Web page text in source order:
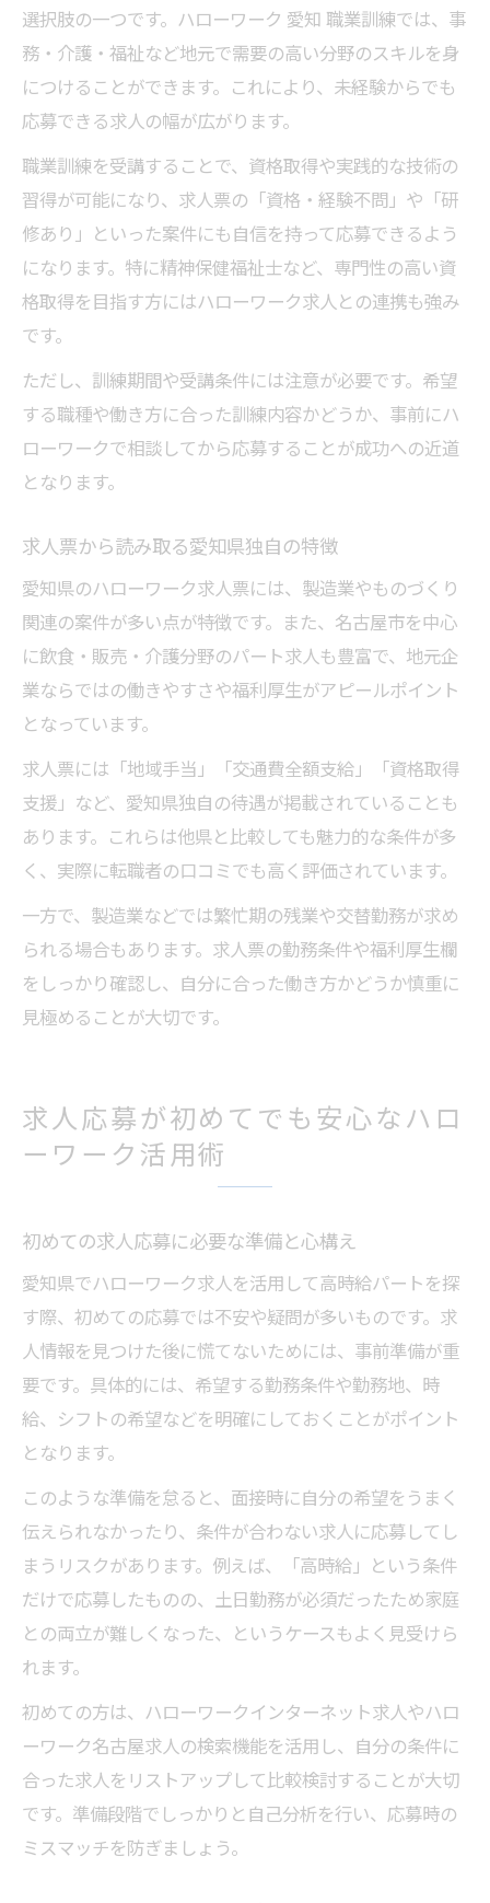
選択肢の一つです。ハローワーク 愛知 職業訓練では、事
務・介護・福祉など地元で需要の高い分野のスキルを身
につけることができます。これにより、未経験からでも
応募できる求人の幅が広がります。
職業訓練を受講することで、資格取得や実践的な技術の
習得が可能になり、求人票の「資格・経験不問」や「研
修あり」といった案件にも自信を持って応募できるよう
になります。特に精神保健福祉士など、専門性の高い資
格取得を目指す方にはハローワーク求人との連携も強み
です。
ただし、訓練期間や受講条件には注意が必要です。希望
する職種や働き方に合った訓練内容かどうか、事前にハ
ローワークで相談してから応募することが成功への近道
となります。
求人票から読み取る愛知県独自の特徴
愛知県のハローワーク求人票には、製造業やものづくり
関連の案件が多い点が特徴です。また、名古屋市を中心
に飲食・販売・介護分野のパート求人も豊富で、地元企
業ならではの働きやすさや福利厚生がアピールポイント
となっています。
求人票には「地域手当」「交通費全額支給」「資格取得
支援」など、愛知県独自の待遇が掲載されていることも
あります。これらは他県と比較しても魅力的な条件が多
く、実際に転職者の口コミでも高く評価されています。
一方で、製造業などでは繁忙期の残業や交替勤務が求め
られる場合もあります。求人票の勤務条件や福利厚生欄
をしっかり確認し、自分に合った働き方かどうか慎重に
見極めることが大切です。
求人応募が初めてでも安心なハロ
ーワーク活用術
初めての求人応募に必要な準備と心構え
愛知県でハローワーク求人を活用して高時給パートを探
す際、初めての応募では不安や疑問が多いものです。求
人情報を見つけた後に慌てないためには、事前準備が重
要です。具体的には、希望する勤務条件や勤務地、時
給、シフトの希望などを明確にしておくことがポイント
となります。
このような準備を怠ると、面接時に自分の希望をうまく
伝えられなかったり、条件が合わない求人に応募してし
まうリスクがあります。例えば、「高時給」という条件
だけで応募したものの、土日勤務が必須だったため家庭
との両立が難しくなった、というケースもよく見受けら
れます。
初めての方は、ハローワークインターネット求人やハロ
ーワーク名古屋求人の検索機能を活用し、自分の条件に
合った求人をリストアップして比較検討することが大切
です。準備段階でしっかりと自己分析を行い、応募時の
ミスマッチを防ぎましょう。